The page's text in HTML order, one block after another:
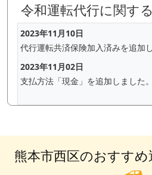
令和運転代行に関す
2023年11月10日
代行運転共済保険加入済みを追加し
2023年11月02日
支払方法「現金」を追加しました。
熊本市西区のおすす